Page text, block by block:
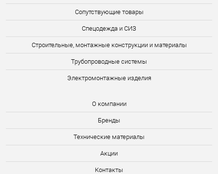
Сопутствующие товары
Спецодежда и СИЗ
Строительные, монтажные конструкции и материалы
Трубопроводные системы
Электромонтажные изделия
О компании
Бренды
Технические материалы
Акции
Контакты